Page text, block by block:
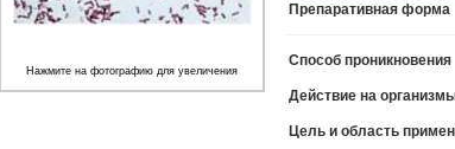
Препаративная форма
Способ проникновения
Действие на
Цель и область
Нажмите на фотографию для увеличения